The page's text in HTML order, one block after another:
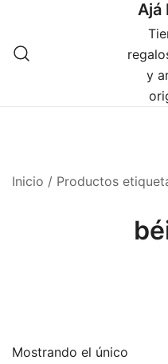
contenido
Ajá
y
Inicio / Productos
Mostrando el único